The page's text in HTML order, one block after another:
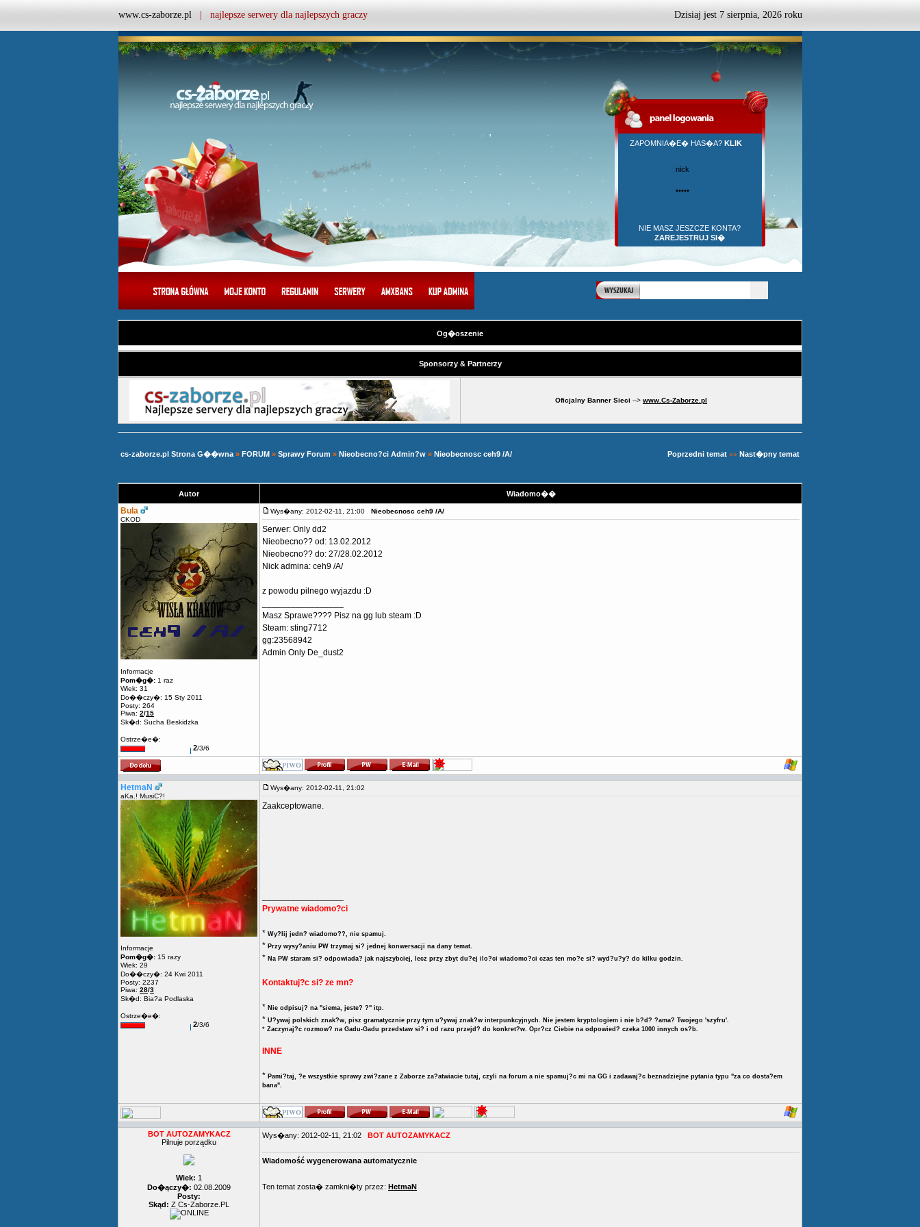
www.cs-zaborze.pl | najlepsze serwery dla najlepszych graczy Dzisiaj jest 7 sierpnia, 2026 roku
ZAPOMNIA�E� HAS�A? KLIK
NIE MASZ JESZCZE KONTA?
ZAREJESTRUJ SI�
Og�oszenie
Sponsorzy & Partnerzy
Oficjalny Banner Sieci --> www.Cs-Zaborze.pl
cs-zaborze.pl Strona G��wna » FORUM » Sprawy Forum » Nieobecno?ci Admin?w » Nieobecnosc ceh9 /A/ Poprzedni temat «» Nast�pny temat
Autor Wiadomo��
Bula
CKOD
Informacje
Pom�g�: 1 raz
Wiek: 31
Do��czy�: 15 Sty 2011
Posty: 264
Piwa: 2/15
Sk�d: Sucha Beskidzka
Ostrze�e�:
2/3/6
Wys�any: 2012-02-11, 21:00 Nieobecnosc ceh9 /A/
Serwer: Only dd2
Nieobecno?? od: 13.02.2012
Nieobecno?? do: 27/28.02.2012
Nick admina: ceh9 /A/
z powodu pilnego wyjazdu :D
Masz Sprawe???? Pisz na gg lub steam :D
Steam: sting7712
gg:23568942
Admin Only De_dust2
HetmaN
aKa.! MusiC?!
Informacje
Pom�g�: 15 razy
Wiek: 29
Do��czy�: 24 Kwi 2011
Posty: 2237
Piwa: 28/3
Sk�d: Bia?a Podlaska
Ostrze�e�:
2/3/6
Wys�any: 2012-02-11, 21:02
Zaakceptowane.
Prywatne wiadomo?ci
* Wy?lij jedn? wiadomo??, nie spamuj.
* Przy wysy?aniu PW trzymaj si? jednej konwersacji na dany temat.
* Na PW staram si? odpowiada? jak najszybciej, lecz przy zbyt du?ej ilo?ci wiadomo?ci czas ten mo?e si? wyd?u?y? do kilku godzin.
Kontaktuj?c si? ze mn?
* Nie odpisuj? na "siema, jeste? ?" itp.
* U?ywaj polskich znak?w, pisz gramatycznie przy tym u?ywaj znak?w interpunkcyjnych. Nie jestem kryptologiem i nie b?d? ?ama? Twojego 'szyfru'.
* Zaczynaj?c rozmow? na Gadu-Gadu przedstaw si? i od razu przejd? do konkret?w. Opr?cz Ciebie na odpowied? czeka 1000 innych os?b.
INNE
* Pami?taj, ?e wszystkie sprawy zwi?zane z Zaborze za?atwiacie tutaj, czyli na forum a nie spamuj?c mi na GG i zadawaj?c beznadziejne pytania typu "za co dosta?em
bana".
BOT AUTOZAMYKACZ
Pilnuje porządku
Wiek: 1
Do�ączy�: 02.08.2009
Posty:
Skąd: Z Cs-Zaborze.PL
Wys�any: 2012-02-11, 21:02 BOT AUTOZAMYKACZ
Wiadomość wygenerowana automatycznie
Ten temat zosta� zamkni�ty przez: HetmaN